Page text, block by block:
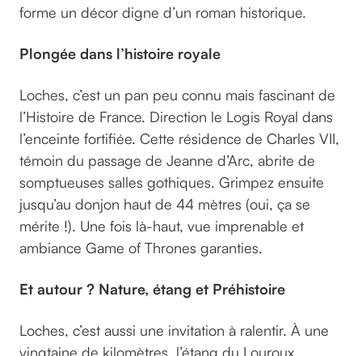
forme un décor digne d’un roman historique.
Plongée dans l’histoire royale
Loches, c’est un pan peu connu mais fascinant de
l’Histoire de France. Direction le Logis Royal dans
l’enceinte fortifiée. Cette résidence de Charles VII,
témoin du passage de Jeanne d’Arc, abrite de
somptueuses salles gothiques. Grimpez ensuite
jusqu’au donjon haut de 44 mètres (oui, ça se
mérite !). Une fois là-haut, vue imprenable et
ambiance Game of Thrones garanties.
Et autour ? Nature, étang et Préhistoire
Loches, c’est aussi une invitation à ralentir. À une
vingtaine de kilomètres, l’étang du Louroux